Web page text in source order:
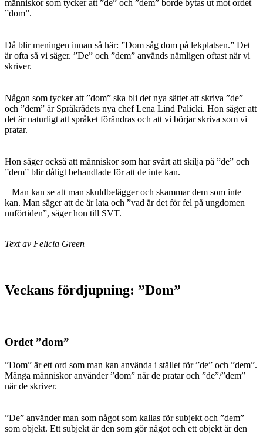
människor som tycker att ”de” och ”dem” borde bytas ut mot ordet
”dom”.
Då blir meningen innan så här: ”Dom såg dom på lekplatsen.” Det
är ofta så vi säger. ”De” och ”dem” används nämligen oftast när vi
skriver.
Någon som tycker att ”dom” ska bli det nya sättet att skriva ”de”
och ”dem” är Språkrådets nya chef Lena Lind Palicki. Hon säger att
det är naturligt att språket förändras och att vi börjar skriva som vi
pratar.
Hon säger också att människor som har svårt att skilja på ”de” och
”dem” blir dåligt behandlade för att de inte kan.
– Man kan se att man skuldbelägger och skammar dem som inte
kan. Man säger att de är lata och ”vad är det för fel på ungdomen
nuförtiden”, säger hon till SVT.
Text av Felicia Green
Veckans fördjupning: ”Dom”
Ordet ”dom”
”Dom” är ett ord som man kan använda i stället för ”de” och ”dem”.
Många människor använder ”dom” när de pratar och ”de”/”dem”
när de skriver.
”De” använder man som något som kallas för subjekt och ”dem”
som objekt. Ett subjekt är den som gör något och ett objekt är den